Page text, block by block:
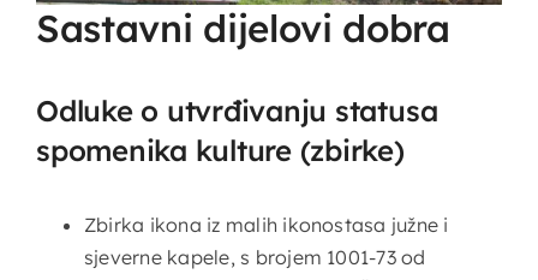
Sastavni dijelovi dobra
Odluke o utvrđivanju statusa
spomenika kulture (zbirke)
Zbirka ikona iz malih ikonostasa južne i
sjeverne kapele, s brojem 1001-73 od